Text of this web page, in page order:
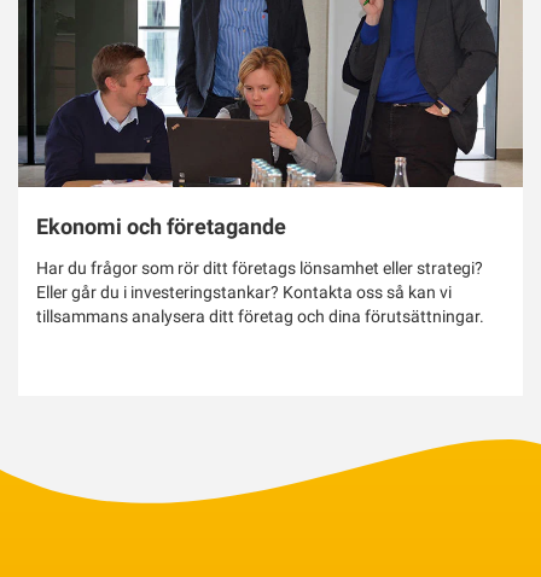
Ekonomi och företagande
Har du frågor som rör ditt företags lönsamhet eller strategi?
Eller går du i investeringstankar? Kontakta oss så kan vi
tillsammans analysera ditt företag och dina förutsättningar.